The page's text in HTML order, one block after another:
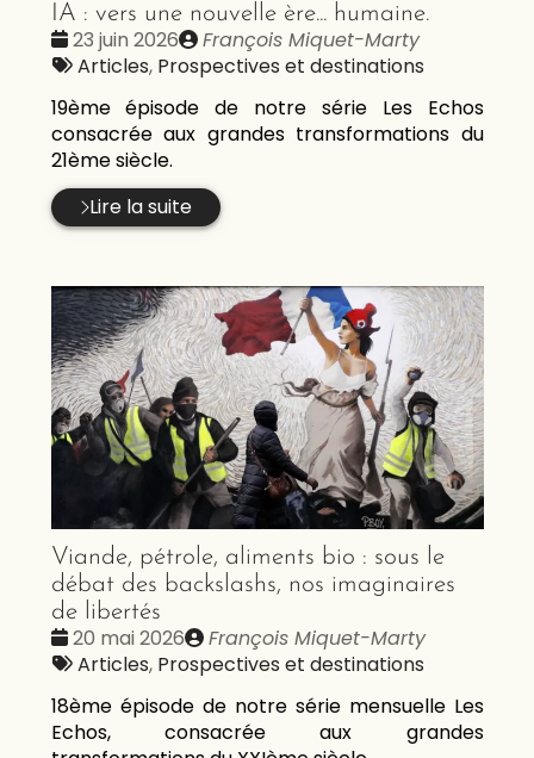
IA : vers une nouvelle ère... humaine.
Date
:
23 juin 2026
Publié
par
François Miquet-Marty
Tags
Articles, Prospectives et destinations
19ème épisode de notre série Les Echos
consacrée aux grandes transformations du
21ème siècle.
Lire la suite
Viande, pétrole, aliments bio : sous le
débat des backslashs, nos imaginaires
de libertés
Date
:
20 mai 2026
Publié
par
François Miquet-Marty
Tags
Articles, Prospectives et destinations
18ème épisode de notre série mensuelle Les
Echos, consacrée aux grandes